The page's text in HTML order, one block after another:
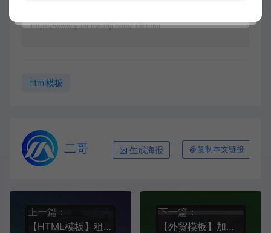
https://www.yuanmadaji.com/169.html
html模板
二哥 生成海报 复制本文链接
上一篇：
【HTML模板】租车、租房销售类模板 蓝色款 响应式模板
下一篇：
【外贸模板】加油站公司企业网站 绿色款 响应式模板